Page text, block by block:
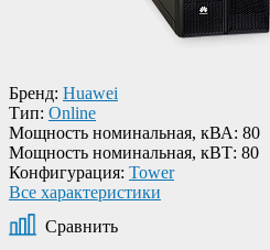
Бренд: Huawei
Тип: Online
Мощность номинальная, кВА: 80
Мощность номинальная, кВТ: 80
Конфигурация: Tower
Все характеристики
Сравнить